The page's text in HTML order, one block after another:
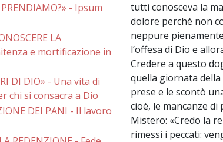
- Ipsum
LA
e mortificazione in
DI DIO» - Una vita di
chi si consacra a Dio
DEI PANI - Il lavoro
tutti conosceva la
dolore perché non
neppure
l’offesa di Dio e
Credere a questo
quella giornata
prese e le scontò
cioè, le mancanze
Mistero: «Credo la
rimessi i peccati: